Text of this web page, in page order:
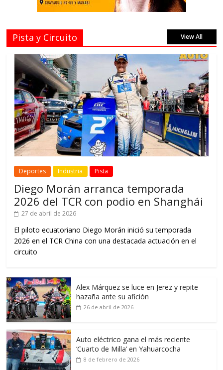
Pista y Circuito View All
Deportes Industria Pista
Diego Morán arranca temporada
2026 del TCR con podio en Shanghái
27 de abril de 2026
El piloto ecuatoriano Diego Morán inició su temporada
2026 en el TCR China con una destacada actuación en el
circuito
Alex Márquez se luce en Jerez y repite
hazaña ante su afición
26 de abril de 2026
Auto eléctrico gana el más reciente
‘Cuarto de Milla’ en Yahuarcocha
8 de febrero de 2026